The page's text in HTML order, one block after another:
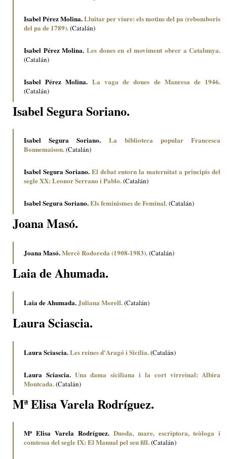
Isabel Pérez Molina.Lluitar per viure: els motins del pa (rebomboris
del pa de 1789).(Catalán)
Isabel Pérez Molina. Les dones en el moviment obrer a Catalunya.
(Catalán)
Isabel Pérez Molina. La vaga de dones de Manresa de 1946.
(Catalán)
Isabel Segura Soriano.
Isabel Segura Soriano. La biblioteca popular Francesca
Bonnemaison.(Catalán)
Isabel Segura Soriano.El debat entorn la maternitat a principis del
segle XX: Leonor Serrano i Pablo.(Catalán)
Isabel Segura Soriano.Els feminismes de Feminal.(Catalán)
Joana Masó.
Joana Masó.Mercè Rodoreda (1908-1983).(Catalán)
Laia de Ahumada.
Laia de Ahumada.Juliana Morell.(Catalán)
Laura Sciascia.
Laura Sciascia.Les reines d'Aragó i Sicília.(Catalán)
Laura Sciascia. Una dama siciliana i la cort virreinal: Albira
Montcada.(Catalán)
Mª Elisa Varela Rodríguez.
Mª Elisa Varela Rodríguez. Duoda, mare, escriptora, teòloga i
comtessa del segle IX: El Manual pel seu fill.(Catalán)